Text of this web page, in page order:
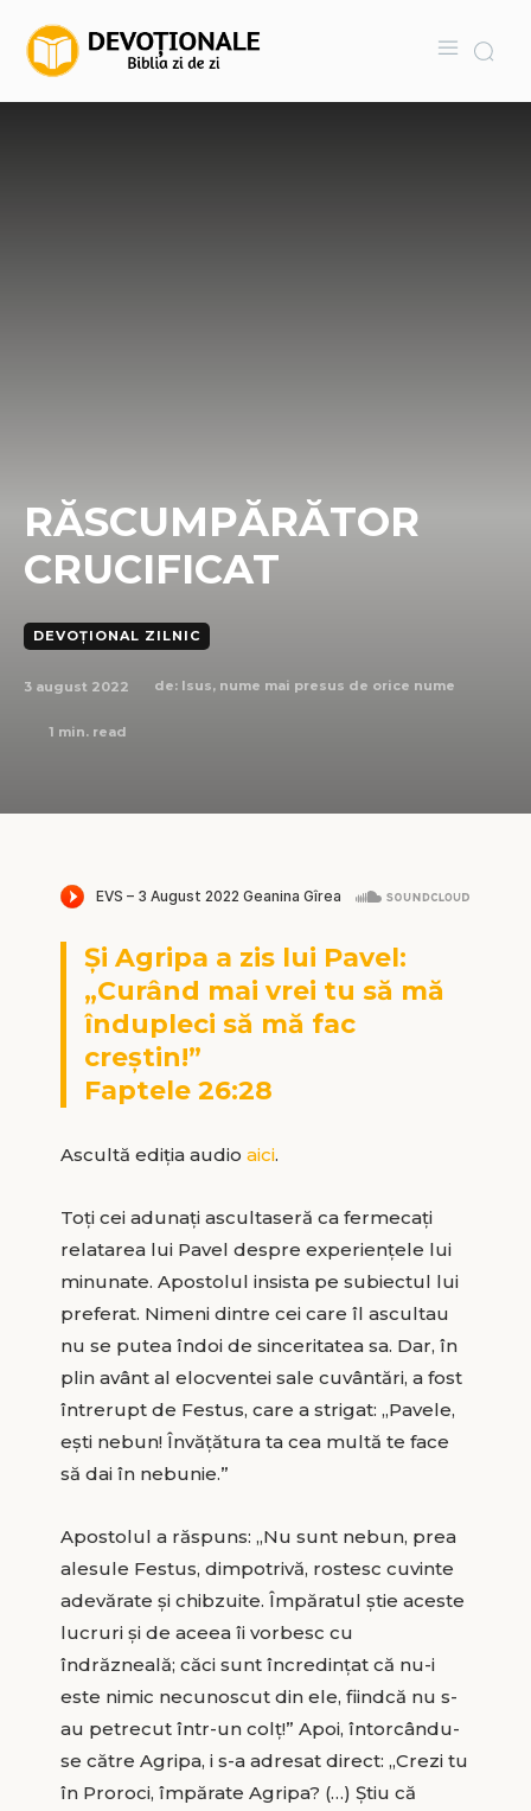
RĂSCUMPĂRĂTOR
CRUCIFICAT
DEVOȚIONAL ZILNIC
3 august 2022 de: Isus, nume mai presus de orice nume
1 min. read
Și Agripa a zis lui Pavel:
„Curând mai vrei tu să mă
îndupleci să mă fac
creștin!”
Faptele 26:28
Ascultă ediția audio aici.
Toți cei adunați ascultaseră ca fermecați
relatarea lui Pavel despre experiențele lui
minunate. Apostolul insista pe subiectul lui
preferat. Nimeni dintre cei care îl ascultau
nu se putea îndoi de sinceritatea sa. Dar, în
plin avânt al elocventei sale cuvântări, a fost
întrerupt de Festus, care a strigat: „Pavele,
ești nebun! Învățătura ta cea multă te face
să dai în nebunie.”
Apostolul a răspuns: „Nu sunt nebun, prea
alesule Festus, dimpotrivă, rostesc cuvinte
adevărate și chibzuite. Împăratul știe aceste
lucruri și de aceea îi vorbesc cu
îndrăzneală; căci sunt încredințat că nu-i
este nimic necunoscut din ele, fiindcă nu s-
au petrecut într-un colț!” Apoi, întorcându-
se către Agripa, i s-a adresat direct: „Crezi tu
în Proroci, împărate Agripa? (…) Știu că